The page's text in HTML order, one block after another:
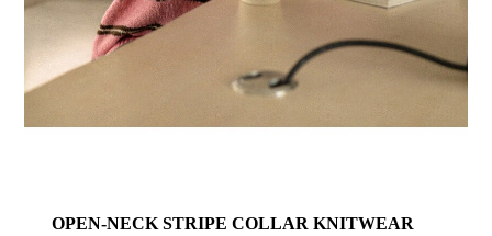
OPEN-NECK STRIPE COLLAR KNITWEAR